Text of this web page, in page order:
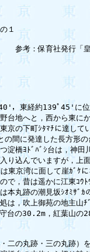
皇居の
，東経約139ﾟ45'に
台地へと，西から東に
京の下町ｼﾀﾏﾁに達して
の間に発達した長方形
淀橋ﾖﾄﾞﾊﾞｼ台は，神田
り込んでいますが，上
東京湾に面して崖ｶﾞｹ
で，昔は遥かに江東ｺｳ
本丸跡の潮見坂ｼｵﾐｻﾞｶ
は，吹上御苑の地主山ﾁ
台の30.2m，紅葉山の
二の丸跡・三の丸跡）